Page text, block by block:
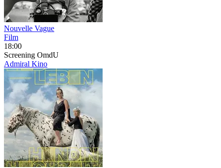
Nouvelle Vague
Film
18:00
Screening OmdU
Admiral Kino